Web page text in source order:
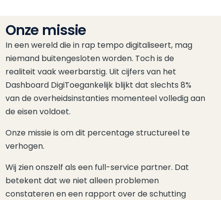
Onze missie
In een wereld die in rap tempo digitaliseert, mag
niemand buitengesloten worden. Toch is de
realiteit vaak weerbarstig. Uit cijfers van het
Dashboard DigiToegankelijk blijkt dat slechts 8%
van de overheidsinstanties momenteel volledig aan
de eisen voldoet.
Onze missie is om dit percentage structureel te
verhogen.
Wij zien onszelf als een full-service partner. Dat
betekent dat we niet alleen problemen
constateren en een rapport over de schutting